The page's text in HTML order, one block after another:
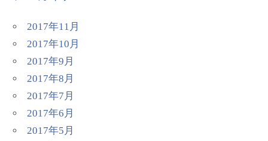
2017年11月
2017年10月
2017年9月
2017年8月
2017年7月
2017年6月
2017年5月